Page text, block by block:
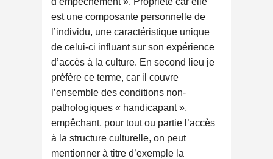
est une composante personnelle de
l’individu, une caractéristique unique
de celui-ci influant sur son expérience
d’accès à la culture. En second lieu je
préfère ce terme, car il couvre
l’ensemble des conditions non-
pathologiques « handicapant »,
empêchant, pour tout ou partie l’accès
à la structure culturelle, on peut
mentionner à titre d’exemple la